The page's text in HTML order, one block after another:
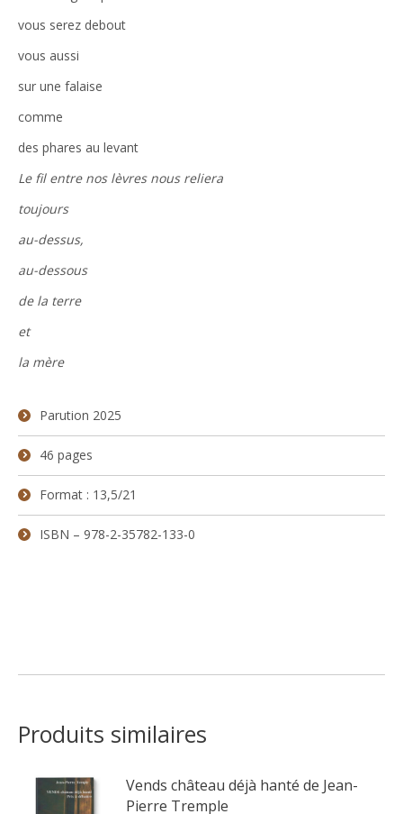
vous serez debout
vous aussi
sur une falaise
comme
des phares au levant
Le fil entre nos lèvres nous reliera
toujours
au-dessus,
au-dessous
de la terre
et
la mère
Parution 2025
46 pages
Format : 13,5/21
ISBN – 978-2-35782-133-0
Produits similaires
Vends château déjà hanté de Jean-
Pierre Tremple